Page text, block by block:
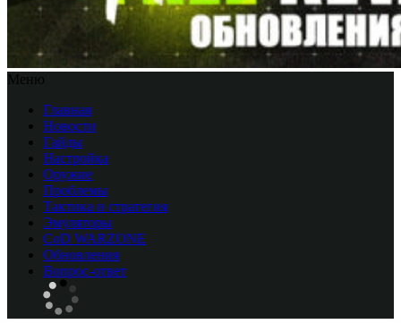
Меню
Главная
Новости
Гайды
Настройка
Оружие
Проблемы
Тактика и стратегия
Эмуляторы
CоD WARZONE
Обновления
Вопрос-ответ